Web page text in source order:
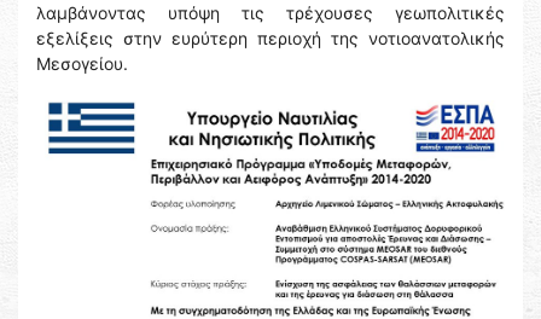
λαμβάνοντας υπόψη τις τρέχουσες γεωπολιτικές
εξελίξεις στην ευρύτερη περιοχή της νοτιοανατολικής
Μεσογείου.